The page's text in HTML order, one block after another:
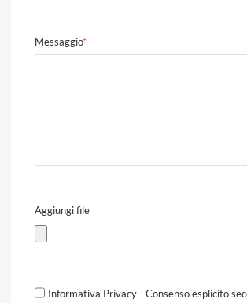
Messaggio*
Aggiungi file
Informativa Privacy - Consenso esplicito